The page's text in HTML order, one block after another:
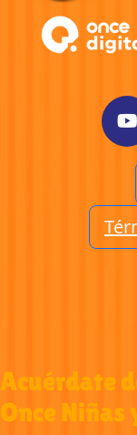
Acuérdate
Once Niñas